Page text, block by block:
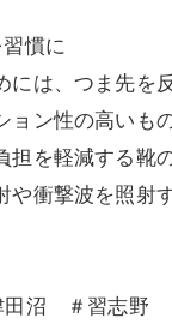
慣に
は、つま先を
ョン性の高いも
担を軽減する靴
や衝撃波を照射
沼 ＃習志野